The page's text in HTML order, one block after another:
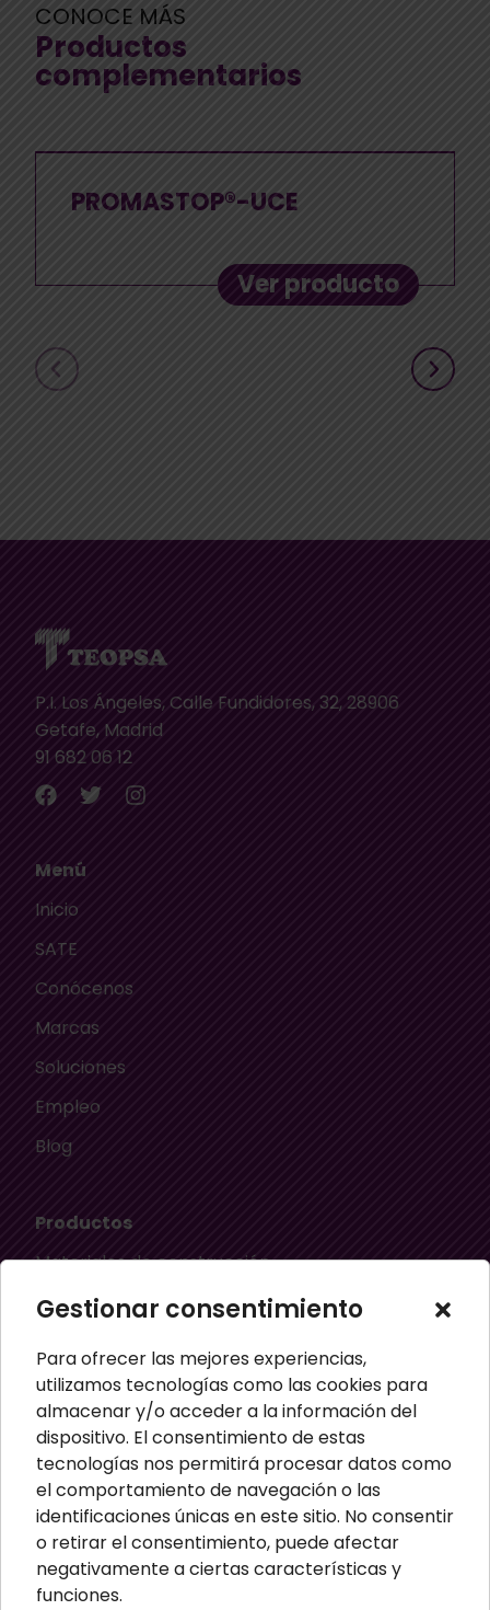
Gestionar consentimiento
Para ofrecer las mejores experiencias,
utilizamos tecnologías como las cookies para
almacenar y/o acceder a la información del
dispositivo. El consentimiento de estas
tecnologías nos permitirá procesar datos como
el comportamiento de navegación o las
identificaciones únicas en este sitio. No consentir
o retirar el consentimiento, puede afectar
negativamente a ciertas características y
funciones.
CONOCE MÁS
Productos
complementarios
PROMASTOP®-UCE
Ver producto
P.I. Los Ángeles, Calle Fundidores, 32, 28906
Getafe, Madrid
91 682 06 12
Menú
Inicio
SATE
Conócenos
Marcas
Soluciones
Empleo
Blog
Productos
Materiales de construcción
Aislamiento térmico
Material ignífugo aislante
Paneles aislantes
Masillas para pared
Paneles sandwich
Perfiles